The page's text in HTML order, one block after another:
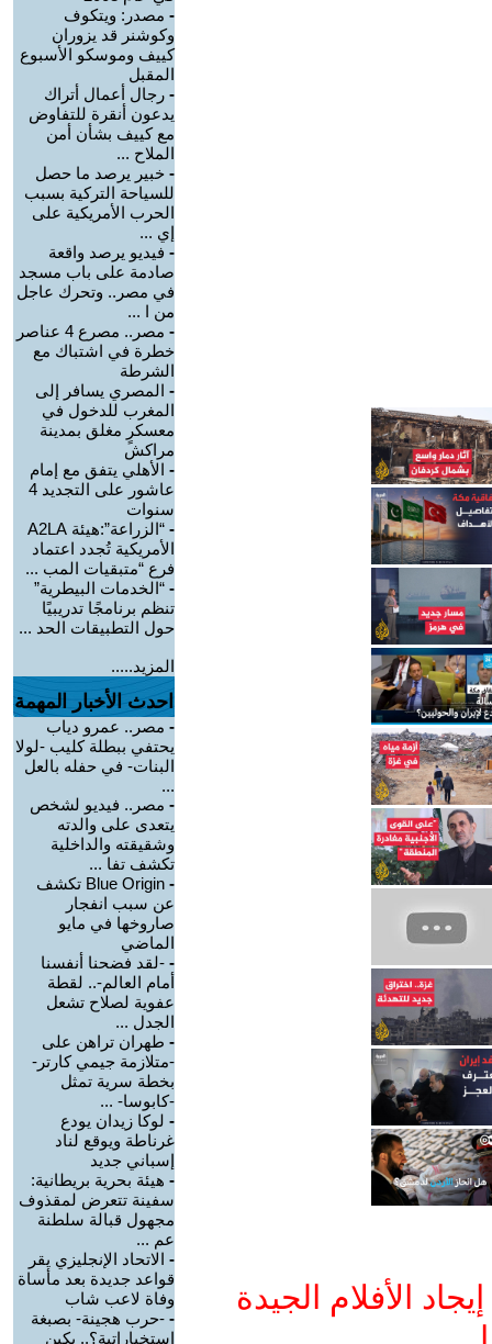
الأفلام الجيدة
- مصدر: ويتكوف
وكوشنر قد يزوران
كييف وموسكو الأسبوع
المقبل
- رجال أعمال أتراك
يدعون أنقرة للتفاوض
مع كييف بشأن أمن
الملاح ...
- خبير يرصد ما حصل
للسياحة التركية بسبب
الحرب الأمريكية على
إي ...
- فيديو يرصد واقعة
صادمة على باب مسجد
في مصر.. وتحرك عاجل
من ا ...
-
مصر.. مصرع 4 عناصر
خطرة في اشتباك مع
الشرطة
- المصري يسافر إلى
المغرب للدخول في
معسكرٍ مغلق بمدينة
مراكش
- الأهلي يتفق مع إمام
عاشور على التجديد 4
سنوات
-
“الزراعة”:هيئة A2LA
الأمريكية تُجدد اعتماد
فرع “متبقيات المب ...
- “الخدمات البيطرية”
تنظم برنامجًا تدريبيًا
حول التطبيقات الحد ...
المزيد.....
احدث الأخبار المهمة
- مصر.. عمرو دياب
يحتفي ببطلة كليب -لولا
البنات- في حفله بالعل
...
- مصر.. فيديو لشخص
يتعدى على والدته
وشقيقته والداخلية
تكشف تفا ...
-
Blue Origin تكشف
عن سبب انفجار
صاروخها في مايو
الماضي
- -لقد فضحنا أنفسنا
أمام العالم-.. لقطة
عفوية لصلاح تشعل
الجدل ...
- طهران تراهن على
-متلازمة جيمي كارتر-
بخطة سرية تمثل
-كابوسا- ...
- لوكا زيدان يودع
غرناطة ويوقع لناد
إسباني جديد
- هيئة بحرية بريطانية:
سفينة تتعرض لمقذوف
مجهول قبالة سلطنة
عم ...
- الاتحاد الإنجليزي يقر
قواعد جديدة بعد مأساة
وفاة لاعب شاب
- -حرب هجينة- بصبغة
استخباراتية؟.. بكين